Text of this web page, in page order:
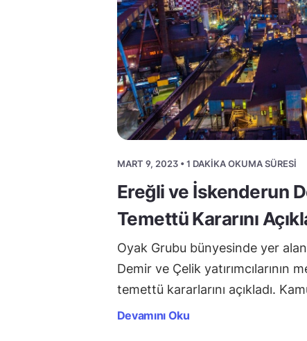
MART 9, 2023 • 1 DAKIKA OKUMA SÜRESI
Ereğli ve İskenderun
Temettü Kararını
Oyak Grubu bünyesinde yer
Demir ve Çelik yatırımcılarının
temettü kararlarını açıkladı.
Devamını Oku